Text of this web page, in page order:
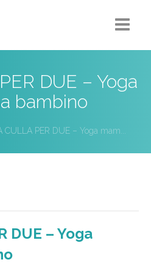
DUE – Yoga
bambino
CULLA PER DUE – Yoga mam...
DUE – Yoga